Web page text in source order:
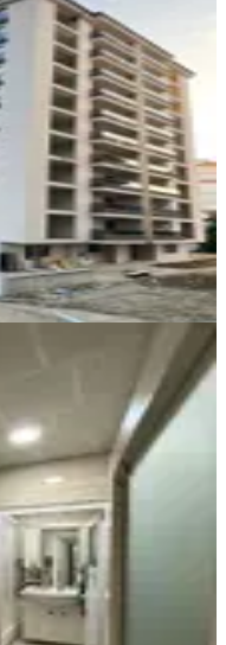
Acil Satılık Daire
23.07.2026
₺
·15.07.2026
Öztürk